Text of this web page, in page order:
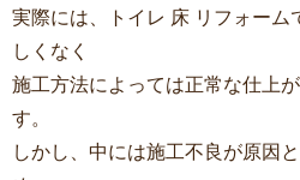
実際には、 トイレ 床 リフォーム
しくなく
施工方法によっては正常な仕上
す。
しかし、中には施工不良が原因